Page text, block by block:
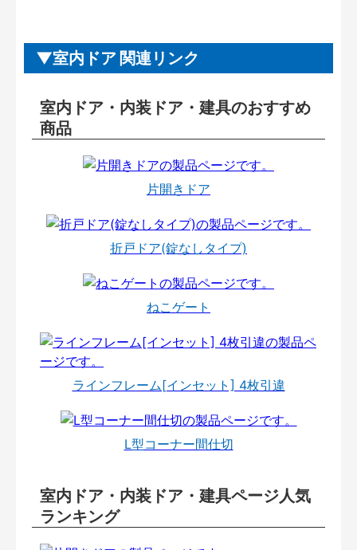
室内ドア 関連リンク
室内ドア・内装ドア・建具のおすすめ
商品
片開きドア
折戸ドア(錠なしタイプ)
ねこゲート
ラインフレーム[インセット] 4枚引違
L型コーナー間仕切
室内ドア・内装ドア・建具ページ人気
ランキング